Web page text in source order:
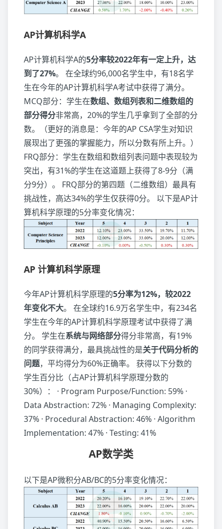
AP计算机科学A
AP计算机科学A的5分率较2022年有一定上升，达
到了27%。 在全球约96,000名学生中，有18名学
生在今年的AP计算机科学A考试中获得了满分。
MCQ部分：学生在数组、数组列表和二维数组的
部分得分非常高，20%的学生几乎拿到了全部的分
数。（更好的消息是：今年的AP CSA学生对知识
展现出了更强的掌握能力，所以分数有所上升。）
FRQ部分：学生在数组和数组列表问题中表现较为
突出，有31%的学生在这道题上获得了8-9分（满
分9分）。 FRQ部分的第四题（二维数组）最具有
挑战性，高达34%的学生仅获得0分。 以下是AP计
算机科学原理的5分率变化情况：
AP 计算机科学原理
今年AP计算机科学原理的5分率为12%，较2022
年变化不大。 在全球约16.9万名学生中，有234名
学生在今年的AP计算机科学原理考试中获得了满
分。 学生在系统与网络部分得分非常高，有19%
的同学获得满分，最具挑战性的是关于代码分析的
问题，平均得分为60%正确率。 获得以下分数的
学生百分比（占AP计算机科学原理分数的
30%）： · Program Purpose/Function: 59% ·
Data Abstraction: 72% · Managing Complexity:
37% · Procedural Abstraction: 46% · Algorithm
Implementation: 47% · Testing: 41%
AP数学类
以下是AP微积分AB/BC的5分率变化情况：